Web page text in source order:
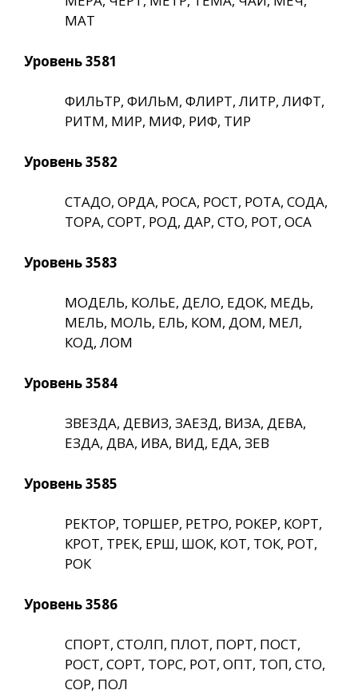
МАТ
Уровень 3581
ФИЛЬТР, ФИЛЬМ, ФЛИРТ, ЛИТР, ЛИФТ,
РИТМ, МИР, МИФ, РИФ, ТИР
Уровень 3582
СТАДО, ОРДА, РОСА, РОСТ, РОТА, СОДА,
ТОРА, СОРТ, РОД, ДАР, СТО, РОТ, ОСА
Уровень 3583
МОДЕЛЬ, КОЛЬЕ, ДЕЛО, ЕДОК, МЕДЬ,
МЕЛЬ, МОЛЬ, ЕЛЬ, КОМ, ДОМ, МЕЛ,
КОД, ЛОМ
Уровень 3584
ЗВЕЗДА, ДЕВИЗ, ЗАЕЗД, ВИЗА, ДЕВА,
ЕЗДА, ДВА, ИВА, ВИД, ЕДА, ЗЕВ
Уровень 3585
РЕКТОР, ТОРШЕР, РЕТРО, РОКЕР, КОРТ,
КРОТ, ТРЕК, ЕРШ, ШОК, КОТ, ТОК, РОТ,
РОК
Уровень 3586
СПОРТ, СТОЛП, ПЛОТ, ПОРТ, ПОСТ,
РОСТ, СОРТ, ТОРС, РОТ, ОПТ, ТОП, СТО,
СОР, ПОЛ